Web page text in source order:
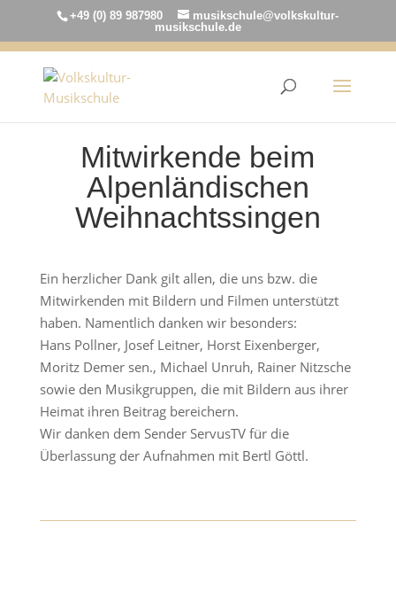
+49 (0) 89 987980
musikschule@volkskultur-
musikschule.de
Mitwirkende beim
Alpenländischen
Weihnachtssingen
Ein herzlicher Dank gilt allen, die uns bzw. die
Mitwirkenden mit Bildern und Filmen unterstützt
haben. Namentlich danken wir besonders:
Hans Pollner, Josef Leitner, Horst Eixenberger,
Moritz Demer sen., Michael Unruh, Rainer Nitzsche
sowie den Musikgruppen, die mit Bildern aus ihrer
Heimat ihren Beitrag bereichern.
Wir danken dem Sender ServusTV für die
Überlassung der Aufnahmen mit Bertl Göttl.